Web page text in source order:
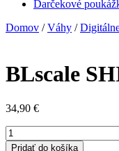
Darčekové
Domov /Váhy /
BLscale
34,90 €
množstvo
BLscale
Pridať do košíka